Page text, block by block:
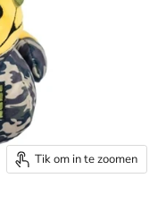
Tik om in te zoomen